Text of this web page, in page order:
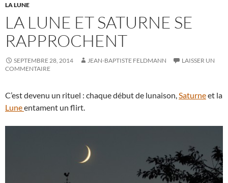
LA LUNE
LA LUNE ET SATURNE SE
RAPPROCHENT
SEPTEMBRE 28, 2014 JEAN-BAPTISTE FELDMANN
LAISSER UN
COMMENTAIRE
C’est devenu un rituel : chaque début de lunaison, Saturneet la
Luneentament un flirt.